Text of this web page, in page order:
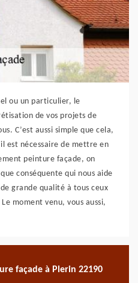
ou un particulier, le
de vos projets de
C’est aussi simple que cela,
est nécessaire de mettre en
peinture façade, on
conséquente qui nous aide
grande qualité à tous ceux
moment venu, vous aussi,
façade à Plerin 22190